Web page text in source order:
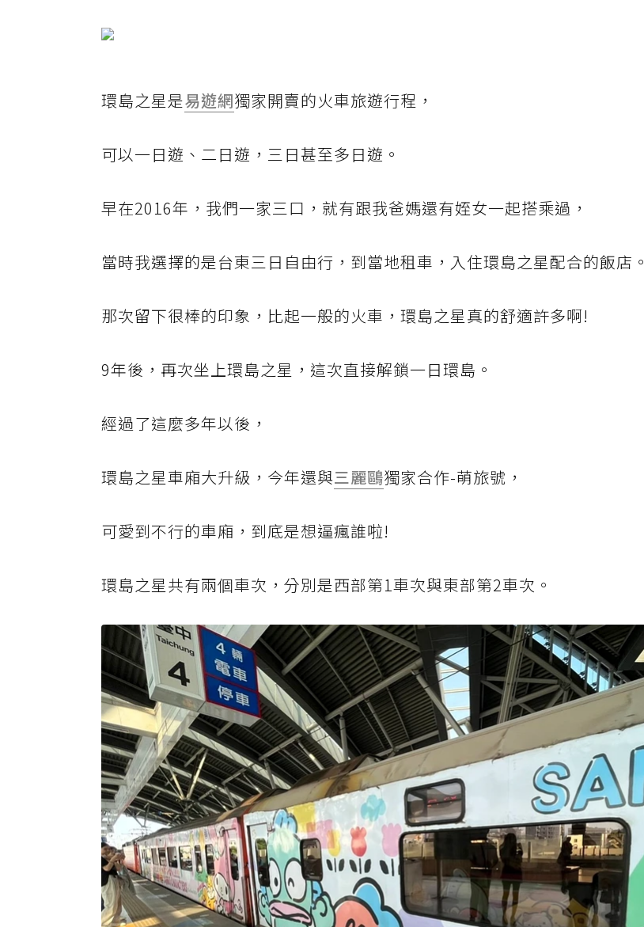
環島之星是易遊網獨家開賣的火車旅遊行程，
可以一日遊、二日遊，三日甚至多日遊。
早在2016年，我們一家三口，就有跟我爸媽還有姪女一起搭乘過，
當時我選擇的是台東三日自由行，到當地租車，入住環島之星配合的飯店。
那次留下很棒的印象，比起一般的火車，環島之星真的舒適許多啊!
9年後，再次坐上環島之星，這次直接解鎖一日環島。
經過了這麼多年以後，
環島之星車廂大升級，今年還與三麗鷗獨家合作-萌旅號，
可愛到不行的車廂，到底是想逼瘋誰啦!
環島之星共有兩個車次，分別是西部第1車次與東部第2車次。